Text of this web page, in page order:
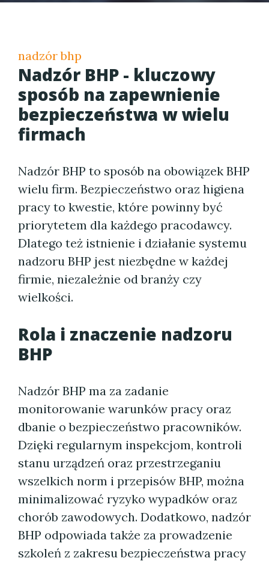
nadzór bhp
Nadzór BHP - kluczowy
sposób na zapewnienie
bezpieczeństwa w wielu
firmach
Nadzór BHP to sposób na obowiązek BHP
wielu firm. Bezpieczeństwo oraz higiena
pracy to kwestie, które powinny być
priorytetem dla każdego pracodawcy.
Dlatego też istnienie i działanie systemu
nadzoru BHP jest niezbędne w każdej
firmie, niezależnie od branży czy
wielkości.
Rola i znaczenie nadzoru
BHP
Nadzór BHP ma za zadanie
monitorowanie warunków pracy oraz
dbanie o bezpieczeństwo pracowników.
Dzięki regularnym inspekcjom, kontroli
stanu urządzeń oraz przestrzeganiu
wszelkich norm i przepisów BHP, można
minimalizować ryzyko wypadków oraz
chorób zawodowych. Dodatkowo, nadzór
BHP odpowiada także za prowadzenie
szkoleń z zakresu bezpieczeństwa pracy